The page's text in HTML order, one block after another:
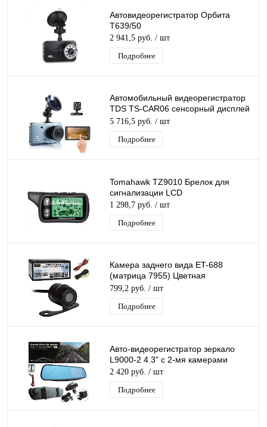
Автовидеорегистратор Орбита
T639/50
2 941,5 руб. / шт
Подробнее
Автомобильный видеорегистратор
TDS TS-CAR06 сенсорный дисплей
3.97”, запись звука, ночная съемка
5 716,5 руб. / шт
Подробнее
Tomahawk TZ9010 Брелок для
сигнализации LCD
1 298,7 руб. / шт
Подробнее
Камера заднего вида ET-688
(матрица 7955) Цветная
Парковочная камера с
Парковочными Линиями
799,2 руб. / шт
Подробнее
Авто-видеорегистратор зеркало
L9000-2 4.3" с 2-мя камерами
2 420 руб. / шт
Подробнее